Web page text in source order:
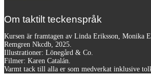
Om taktilt teckenspråk
Kursen är framtagen av Linda Eriksson, Monika
Remgren Nkcdb, 2025.
Illustrationer: Lönegård & Co.
Filmer: Karen Catalán.
Varmt tack till alla er som medverkat inklusive